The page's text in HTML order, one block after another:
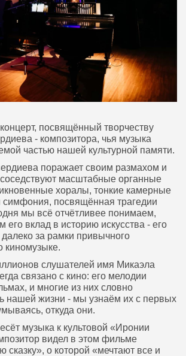
посвящённый творчеству
- композитора, чья музыка
частью нашей культурной памяти.
поражает своим размахом и
масштабные органные
хоралы, тонкие камерные
посвящённая трагедии
мы всё отчётливее понимаем,
его вклад в историю искусства - его
за рамки привычного
киномузыке.
слушателей имя Микаэла
связано с кино: его мелодии
и многие из них словно
нашей жизни - мы узнаём их с первых
откуда они.
музыка к культовой «Иронии
видел в этом фильме
сказку», о которой «мечтают все и